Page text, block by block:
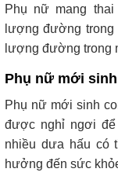
Phụ nữ mang
lượng đường
lượng đường trong
Phụ nữ mới
Phụ nữ mới sinh
được nghỉ ngơi để
nhiều dưa hấu có
hưởng đến sức